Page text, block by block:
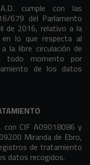
cumple con las
679 del Parlamento
de 2016, relativo a la
lo que respecta al
la libre circulación de
todo momento por
de los datos
con CIF A09018086 y
Miranda de Ebro,
de tratamiento
datos recogidos.